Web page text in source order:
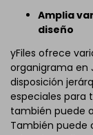
Amplia
diseño
yFiles ofrece
organigrama en
disposición
especiales para
también puede
También